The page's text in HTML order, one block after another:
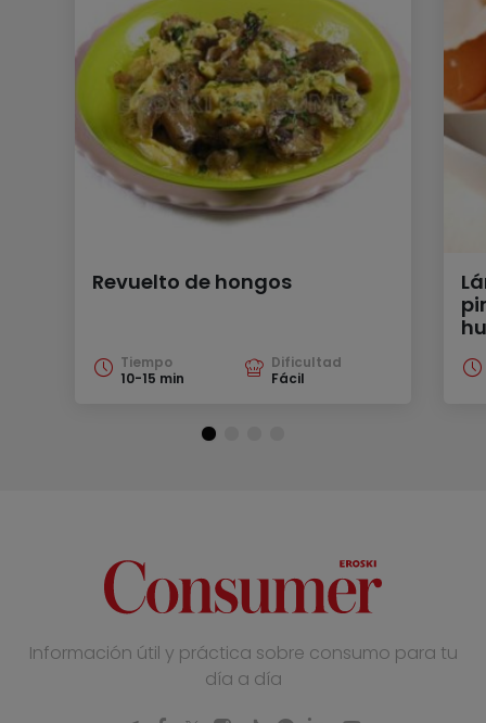
Revuelto de hongos
Tiempo
10-15 min
Dificultad
Fácil
Información útil y práctica sobre consumo para tu
día a día